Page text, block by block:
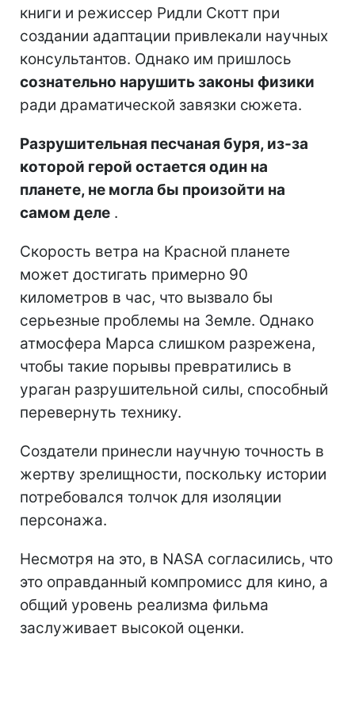
книги и режиссер Ридли Скотт при
создании адаптации привлекали научных
консультантов. Однако им пришлось
сознательно нарушить законы физики
ради драматической завязки сюжета.
Разрушительная песчаная буря, из-за
которой герой остается один на
планете, не могла бы произойти на
самом деле .
Скорость ветра на Красной планете
может достигать примерно 90
километров в час, что вызвало бы
серьезные проблемы на Земле. Однако
атмосфера Марса слишком разрежена,
чтобы такие порывы превратились в
ураган разрушительной силы, способный
перевернуть технику.
Создатели принесли научную точность в
жертву зрелищности, поскольку истории
потребовался толчок для изоляции
персонажа.
Несмотря на это, в NASA согласились, что
это оправданный компромисс для кино, а
общий уровень реализма фильма
заслуживает высокой оценки.